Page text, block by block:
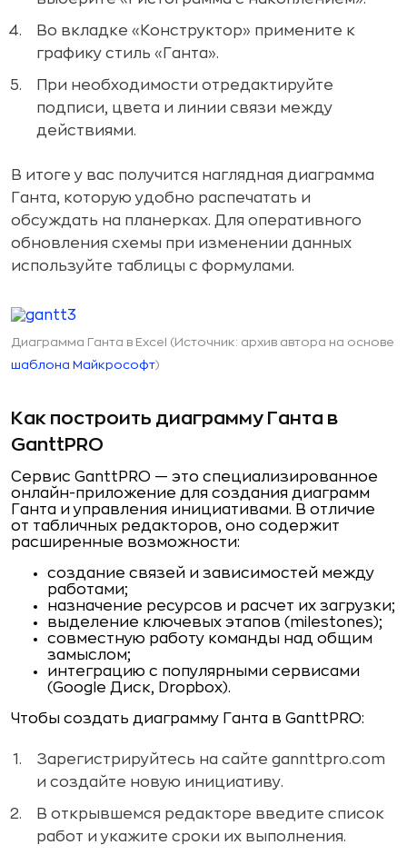
Во вкладке «Конструктор» примените к
графику стиль «Ганта».
При необходимости отредактируйте
подписи, цвета и линии связи между
действиями.
В итоге у вас получится наглядная диаграмма
Ганта, которую удобно распечатать и
обсуждать на планерках. Для оперативного
обновления схемы при изменении данных
используйте таблицы с формулами.
Диаграмма Ганта в Excel (Источник: архив автора на основе
шаблона Майкрософт)
Как построить диаграмму Ганта в
GanttPRO
Сервис GanttPRO — это специализированное
онлайн-приложение для создания диаграмм
Ганта и управления инициативами. В отличие
от табличных редакторов, оно содержит
расширенные возможности:
создание связей и зависимостей между
работами;
назначение ресурсов и расчет их загрузки;
выделение ключевых этапов (milestones);
совместную работу команды над общим
замыслом;
интеграцию с популярными сервисами
(Google Диск, Dropbox).
Чтобы создать диаграмму Ганта в GanttPRO:
Зарегистрируйтесь на сайте gannttpro.com
и создайте новую инициативу.
В открывшемся редакторе введите список
работ и укажите сроки их выполнения.